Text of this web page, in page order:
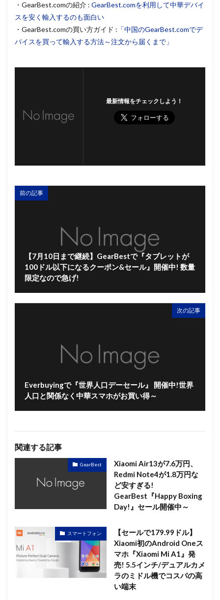
・GearBest.comの紹介 : GearBest.comを利用して中華デバイ
スを安く輸入するのも面白い
・GearBest.comの買い方ガイド : 「中国のGearBest.comでデ
バイスを買って輸入する方法～注文から届くまで」
最新情報をチェックしよう！
前の記事
【7月10日まで継続】GearBestで『タブレットが
100ドル以下になるクーポン&セール』開催中! 数量
限定なので急げ!
次の記事
Everbuyingで『世界人口デーセール』 開催中!世界
人口と関係なく中華スマホがお買い得～
関連する記事
GearBest
Xiaomi Air13が7.6万円、
Redmi Note4が1.8万円な
ど安すぎる!
GearBest『Happy Boxing
Day!』セール開催中～
スマートフォン
【セールで179.99ドル】
Xiaomi初のAndroid Oneス
マホ『Xiaomi Mi A1』発
売! 5.5インチ/デュアルカメ
ラのミドル機でコスパの高
い端末